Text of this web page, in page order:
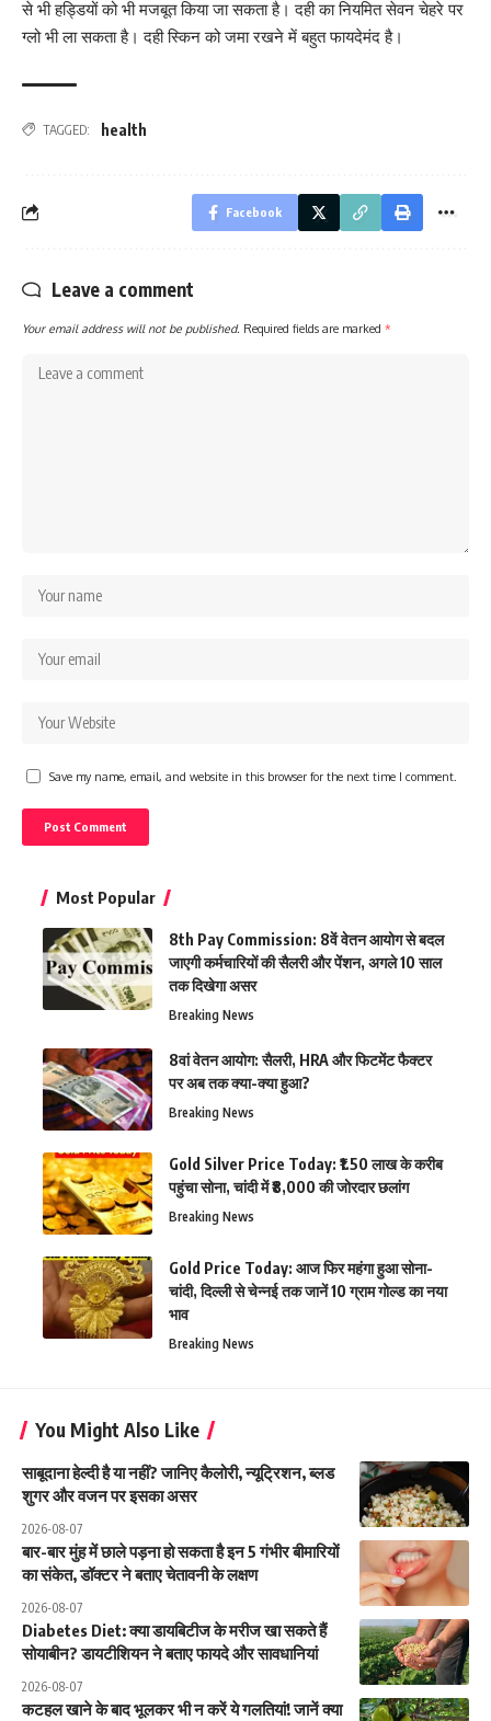
से भी हड्डियों को भी मजबूत किया जा सकता है। दही का नियमित सेवन चेहरे पर
ग्लो भी ला सकता है। दही स्किन को जमा रखने में बहुत फायदेमंद है।
TAGGED: health
Facebook
Leave a comment
Your email address will not be published. Required fields are marked *
Save my name, email, and website in this browser for the next time I comment.
Most Popular
8th Pay Commission: 8वें वेतन आयोग से बदल
जाएगी कर्मचारियों की सैलरी और पेंशन, अगले 10 साल
तक दिखेगा असर
Breaking News
8वां वेतन आयोग: सैलरी, HRA और फिटमेंट फैक्टर
पर अब तक क्या-क्या हुआ?
Breaking News
Gold Silver Price Today: ₹1.50 लाख के करीब
पहुंचा सोना, चांदी में ₹8,000 की जोरदार छलांग
Breaking News
Gold Price Today: आज फिर महंगा हुआ सोना-
चांदी, दिल्ली से चेन्नई तक जानें 10 ग्राम गोल्ड का नया
भाव
Breaking News
You Might Also Like
साबूदाना हेल्दी है या नहीं? जानिए कैलोरी, न्यूट्रिशन, ब्लड
शुगर और वजन पर इसका असर
2026-08-07
बार-बार मुंह में छाले पड़ना हो सकता है इन 5 गंभीर बीमारियों
का संकेत, डॉक्टर ने बताए चेतावनी के लक्षण
2026-08-07
Diabetes Diet: क्या डायबिटीज के मरीज खा सकते हैं
सोयाबीन? डायटीशियन ने बताए फायदे और सावधानियां
2026-08-07
कटहल खाने के बाद भूलकर भी न करें ये गलतियां! जानें क्या